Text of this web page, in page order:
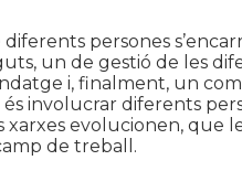
persones
un de gestió de les
i, finalment, un
involucrar diferents
evolucionen, que
de treball.